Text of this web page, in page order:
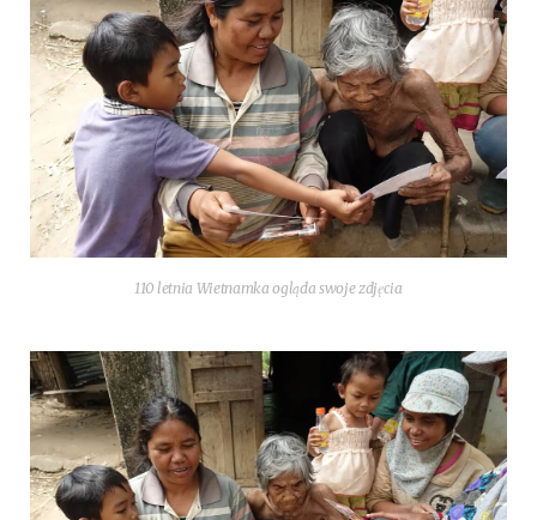
110 let­nia Wiet­nam­ka ogląda swo­je zdjęcia